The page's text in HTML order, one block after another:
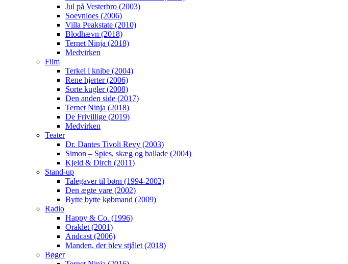
Jul på Vesterbro (2003)
Soevnloes (2006)
Villa Peakstate (2010)
Blodhævn (2018)
Ternet Ninja (2018)
Medvirken
Film
Terkel i knibe (2004)
Rene hjerter (2006)
Sorte kugler (2008)
Den anden side (2017)
Ternet Ninja (2018)
De Frivillige (2019)
Medvirken
Teater
Dr. Dantes Tivoli Revy (2003)
Simon – Spies, skæg og ballade (2004)
Kjeld & Dirch (2011)
Stand-up
Talegaver til børn (1994-2002)
Den ægte vare (2002)
Bytte bytte købmand (2009)
Radio
Happy & Co. (1996)
Oraklet (2001)
Andcast (2006)
Manden, der blev stjålet (2018)
Bøger